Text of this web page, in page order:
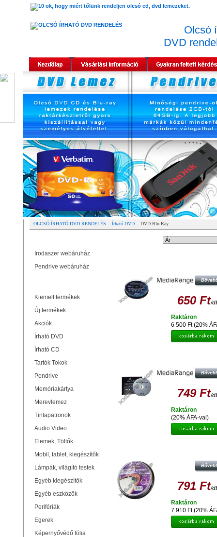
Olcsó
DVD
OLCSÓ ÍRHATÓ DVD RENDELÉS Írható DVD DVD Blu Ray
Irodaszer webáruház
Pendrive webáruház
Kiemelt termékek
Új termékek
Akciók
Írható DVD
Írható CD
Tartók Tokok
Pendrive
Memóriakártya
Merevlemez
Tintapatronok
Audio Video
Elemek, Töltők
Mobil, tablet, kiegészítők
Lámpák, világító testek
Egyéb kiegészítők
Egyéb eszközök
Perifériák
Egerek
Képernyővédő fólia
LEMEZ - CAKE (10)
650 Ft/
6 500 Ft (20%
Raktáron
749 Ft/
(20% ÁFA-val)
Raktáron
791 Ft/
7 910 Ft (20%
Raktáron